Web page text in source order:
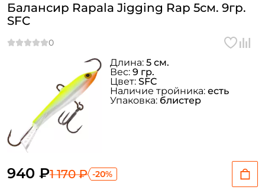
Балансир Rapala Jigging Rap 5см. 9гр.
SFC
940 ₽1 170 ₽ -20%
Длина: 5 см.
Вес: 9 гр.
Цвет: SFC
Наличие тройника: есть
Упаковка: блистер